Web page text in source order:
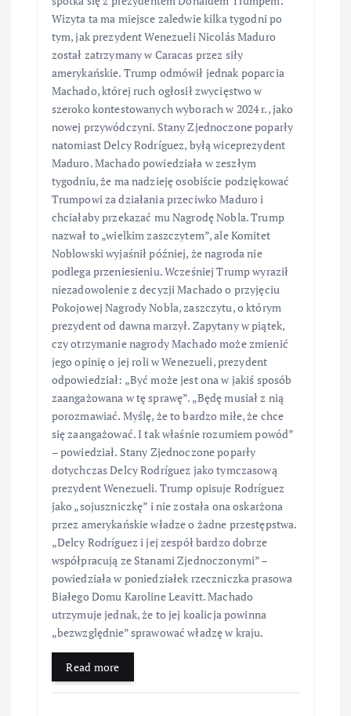
Wizyta ta ma miejsce zaledwie kilka tygodni po
tym, jak prezydent Wenezueli Nicolás Maduro
został zatrzymany w Caracas przez siły
amerykańskie. Trump odmówił jednak poparcia
Machado, której ruch ogłosił zwycięstwo w
szeroko kontestowanych wyborach w 2024 r., jako
nowej przywódczyni. Stany Zjednoczone poparły
natomiast Delcy Rodríguez, byłą wiceprezydent
Maduro. Machado powiedziała w zeszłym
tygodniu, że ma nadzieję osobiście podziękować
Trumpowi za działania przeciwko Maduro i
chciałaby przekazać mu Nagrodę Nobla. Trump
nazwał to „wielkim zaszczytem”, ale Komitet
Noblowski wyjaśnił później, że nagroda nie
podlega przeniesieniu. Wcześniej Trump wyraził
niezadowolenie z decyzji Machado o przyjęciu
Pokojowej Nagrody Nobla, zaszczytu, o którym
prezydent od dawna marzył. Zapytany w piątek,
czy otrzymanie nagrody Machado może zmienić
jego opinię o jej roli w Wenezueli, prezydent
odpowiedział: „Być może jest ona w jakiś sposób
zaangażowana w tę sprawę”. „Będę musiał z nią
porozmawiać. Myślę, że to bardzo miłe, że chce
się zaangażować. I tak właśnie rozumiem powód”
– powiedział. Stany Zjednoczone poparły
dotychczas Delcy Rodríguez jako tymczasową
prezydent Wenezueli. Trump opisuje Rodríguez
jako „sojuszniczkę” i nie została ona oskarżona
przez amerykańskie władze o żadne przestępstwa.
„Delcy Rodríguez i jej zespół bardzo dobrze
współpracują ze Stanami Zjednoczonymi” –
powiedziała w poniedziałek rzeczniczka prasowa
Białego Domu Karoline Leavitt. Machado
utrzymuje jednak, że to jej koalicja powinna
„bezwzględnie” sprawować władzę w kraju.
Read more